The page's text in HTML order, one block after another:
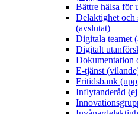
Bättre hälsa för
Delaktighet och
(avslutat)
Digitala teamet
Digitalt
Dokumentation
E-tjänst
Fritidsbank
Inflytanderåd